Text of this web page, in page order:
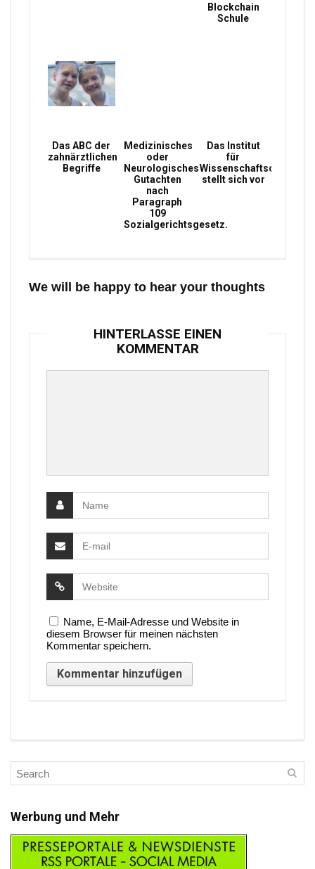
Blockchain
Schule
Das ABC der
zahnärztlichen
Begriffe
Medizinisches
oder
Neurologisches
Gutachten
nach
Paragraph
109
Sozialgerichtsgesetz.
Das Institut
für
stellt sich vor
We will be happy to hear your thoughts
HINTERLASSE EINEN
KOMMENTAR
Name, E-Mail-Adresse und Website in
diesem Browser für meinen nächsten
Kommentar speichern.
Werbung und Mehr